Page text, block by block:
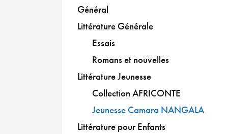
Général
Littérature Générale
Essais
Romans et nouvelles
Littérature Jeunesse
Collection AFRICONTE
Jeunesse Camara NANGALA
Littérature pour Enfants